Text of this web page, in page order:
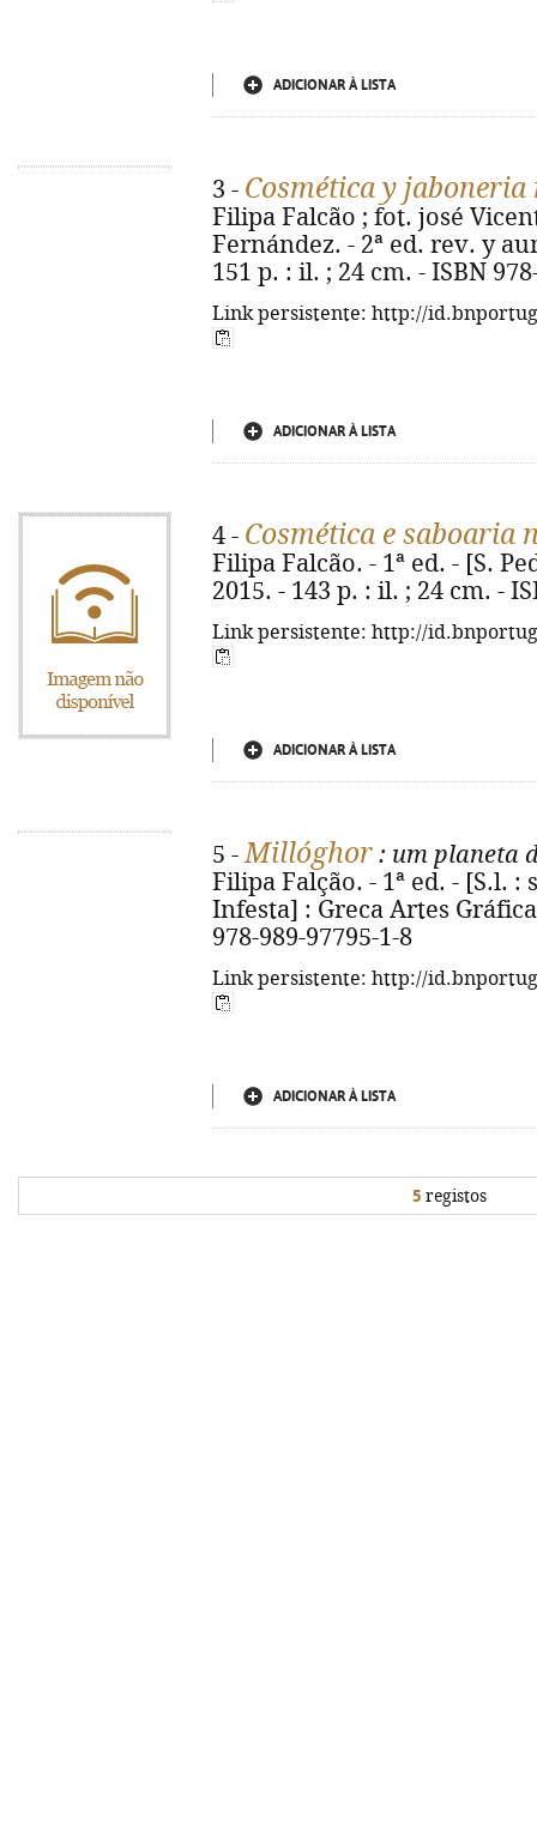
ADICIONAR À LISTA
3 - Cosmética y
Filipa Falcão ; fot. josé
Fernández. - 2ª ed. rev. y
151 p. : il. ; 24 cm. - ISBN
Link persistente: http://
ADICIONAR À LISTA
4 - Cosmética e saboaria
Filipa Falcão. - 1ª ed. - [S.
2015. - 143 p. : il. ; 24 cm. -
Link persistente: http://
ADICIONAR À LISTA
5 -Millóghor : um planeta
Filipa Falção. - 1ª ed. - [S.l. :
Infesta] : Greca Artes
978-989-97795-1-8
Link persistente: http://
ADICIONAR À LISTA
5 registos